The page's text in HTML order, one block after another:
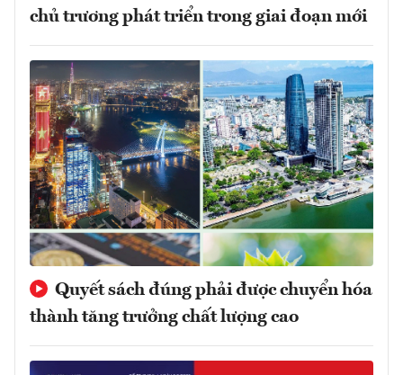
chủ trương phát triển trong giai đoạn mới
Quyết sách đúng phải được chuyển hóa
thành tăng trưởng chất lượng cao